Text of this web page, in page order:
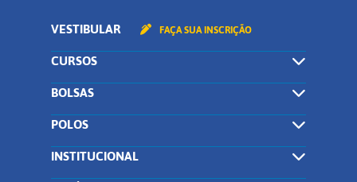
VESTIBULAR FAÇA SUA INSCRIÇÃO
CURSOS
BOLSAS
POLOS
INSTITUCIONAL